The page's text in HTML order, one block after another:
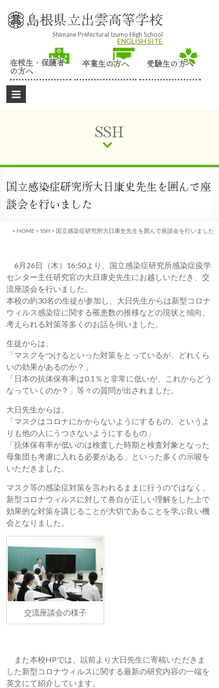
content 島根県立出雲高等学校
Shimane Prefectural Izumo High School
ENGLISH SITE
在校生・保護者
の方へ
卒業生の方へ 受験生の方へ
SSH
国立感染症研究所大日康史先生を囲んで座
談会を行いました
> HOME > SSH > 国立感染症研究所大日康史先生を囲んで座談会を行いました
6月26日（木）16:50より、国立感染症研究所感染症疫学
センター主任研究官の大日康史先生にお越しいただき、交
流座談会を行いました。
本校の約30名の生徒が参加し、大日先生からは新型コロナ
ウィルス感染症に関する罹患数の推移などの現状と傾向、
考えられる対策等多くのお話を伺いました。
生徒からは、
「マスクをつけるといった対策をとっているが、どれくら
いの効果があるのか？」
「日本の抗体保有率は0.1％と非常に低いが、これからどう
なっていくのか？」等々の質問が出されました。
大日先生からは、
「マスクはコロナにかからないようにするもの、というよ
りも他の人にうつさないようにするもの」
「抗体保有率が低いのは検査した時期と検査対象となった
母集団も考慮に入れる必要がある」といった多くの示唆を
いただきました。
マスク等の感染症対策を言われるままに行うのではなく、
新型コロナウィルスに対して各自が正しい理解をした上で
効果的な対策を講じることが大切であることを学ぶ良い機
会となりました。
交流座談会の様子
また本校HPでは、以前より大日先生に寄稿いただきま
した新型コロナウィルスに関する最新の研究内容の一端を
英文にて紹介しています。